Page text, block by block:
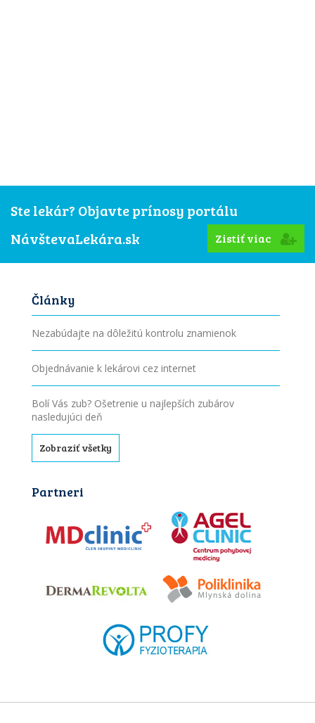
Ste lekár? Objavte prínosy portálu
NávštevaLekára.sk
Zistiť viac
Články
Nezabúdajte na dôležitú kontrolu znamienok
Objednávanie k lekárovi cez internet
Bolí Vás zub? Ošetrenie u najlepších zubárov
nasledujúci deň
Zobraziť všetky
Partneri